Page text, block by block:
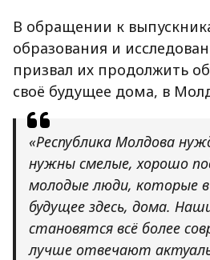
В обращении к
образования и
призвал их продолжить
своё будущее дома, в
«Республика Молдова
нужны смелые, хорошо
молодые люди, которые
будущее здесь, дома.
становятся всё более
лучше отвечают